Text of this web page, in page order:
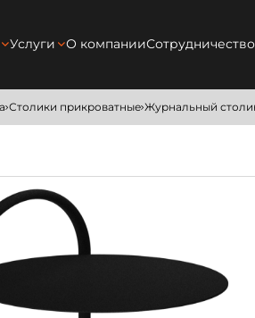
перегородки
раме
зеркала
Услуги
Производство
Замер
Монтаж
О компанииСотрудничество
Столики прикроватные Журнальный